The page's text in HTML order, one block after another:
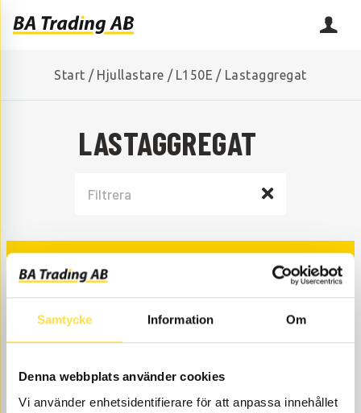
Samtycke Information Om
Denna webbplats använder cookies
Vi använder enhetsidentifierare för att anpassa innehållet
Start / Hjullastare / L150E / Lastaggregat
LASTAGGREGAT
LASTARMSFJÄDRING
LÄNKAR
REDSKAPSFÄSTE